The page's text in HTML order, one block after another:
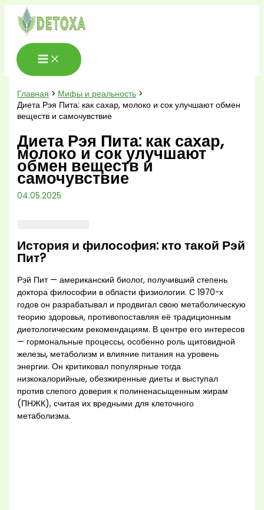
Перейти
содержимому
Главная
Мифы и реальность
Диета Рэя Пита: как сахар, молоко и сок улучшают обмен
веществ и самочувствие
Диета Рэя Пита: как сахар,
молоко и сок улучшают
обмен веществ и
самочувствие
04.05.2025
История и философия: кто такой Рэй
Пит?
Рэй Пит — американский биолог, получивший степень
доктора философии в области физиологии. С 1970-х
годов он разрабатывал и продвигал свою метаболическую
теорию здоровья, противопоставляя её традиционным
диетологическим рекомендациям. В центре его интересов
— гормональные процессы, особенно роль щитовидной
железы, метаболизм и влияние питания на уровень
энергии. Он критиковал популярные тогда
низкокалорийные, обезжиренные диеты и выступал
против слепого доверия к полиненасыщенным жирам
(ПНЖК), считая их вредными для клеточного
метаболизма.